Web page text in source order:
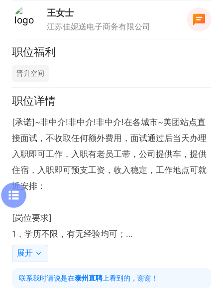
王女士
江苏佳妮送电子商务有限公司
职位福利
晋升空间
职位详情
[承诺]~非中介!非中介!非中介!在各城市~美团站点直
接面试，不收取任何额外费用，面试通过后当天办理
入职即可工作，入职有老员工带，公司提供车，提供
住宿，入职即可预支工资，收入稳定，工作地点可就
近安排：
[岗位要求]
1，学历不限，有无经验均可；
2，勤奋刻苦，良好的抗压能力及较强的团队协作能
3，身体健康，会骑电动车会用导航；
展开
联系我时请说是在泰州直聘 上看到的，谢谢！